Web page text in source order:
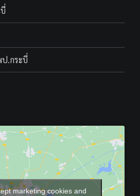
.กระบี่
marketing cookies and